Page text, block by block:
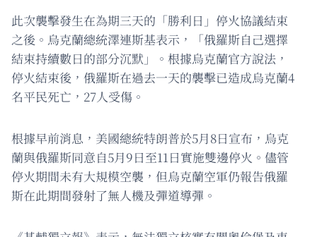
此次襲擊發生在為期三天的「勝利日」停火協議結束
之後。烏克蘭總統澤連斯基表示，「俄羅斯自己選擇
結束持續數日的部分沉默」。根據烏克蘭官方說法，
停火結束後，俄羅斯在過去一天的襲擊已造成烏克蘭4
名平民死亡，27人受傷。
根據早前消息，美國總統特朗普於5月8日宣布，烏克
蘭與俄羅斯同意自5月9日至11日實施雙邊停火。儘管
停火期間未有大規模空襲，但烏克蘭空軍仍報告俄羅
斯在此期間發射了無人機及彈道導彈。